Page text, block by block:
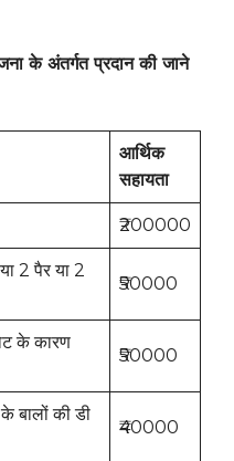
के अंतर्गत प्रदान की जाने
आर्थिक
सहायता
₹200000
2 पैर या 2
₹50000
के कारण
₹50000
बालों की डी
₹40000